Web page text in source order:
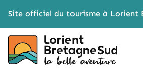
Site officiel du tourisme à Lorient